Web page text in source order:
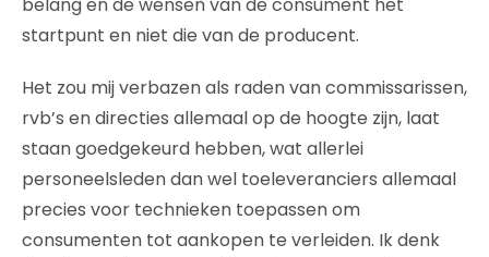
startpunt en niet die van de producent.
Het zou mij verbazen als raden van commissarissen,
rvb’s en directies allemaal op de hoogte zijn, laat
staan goedgekeurd hebben, wat allerlei
personeelsleden dan wel toeleveranciers allemaal
precies voor technieken toepassen om
consumenten tot aankopen te verleiden. Ik denk